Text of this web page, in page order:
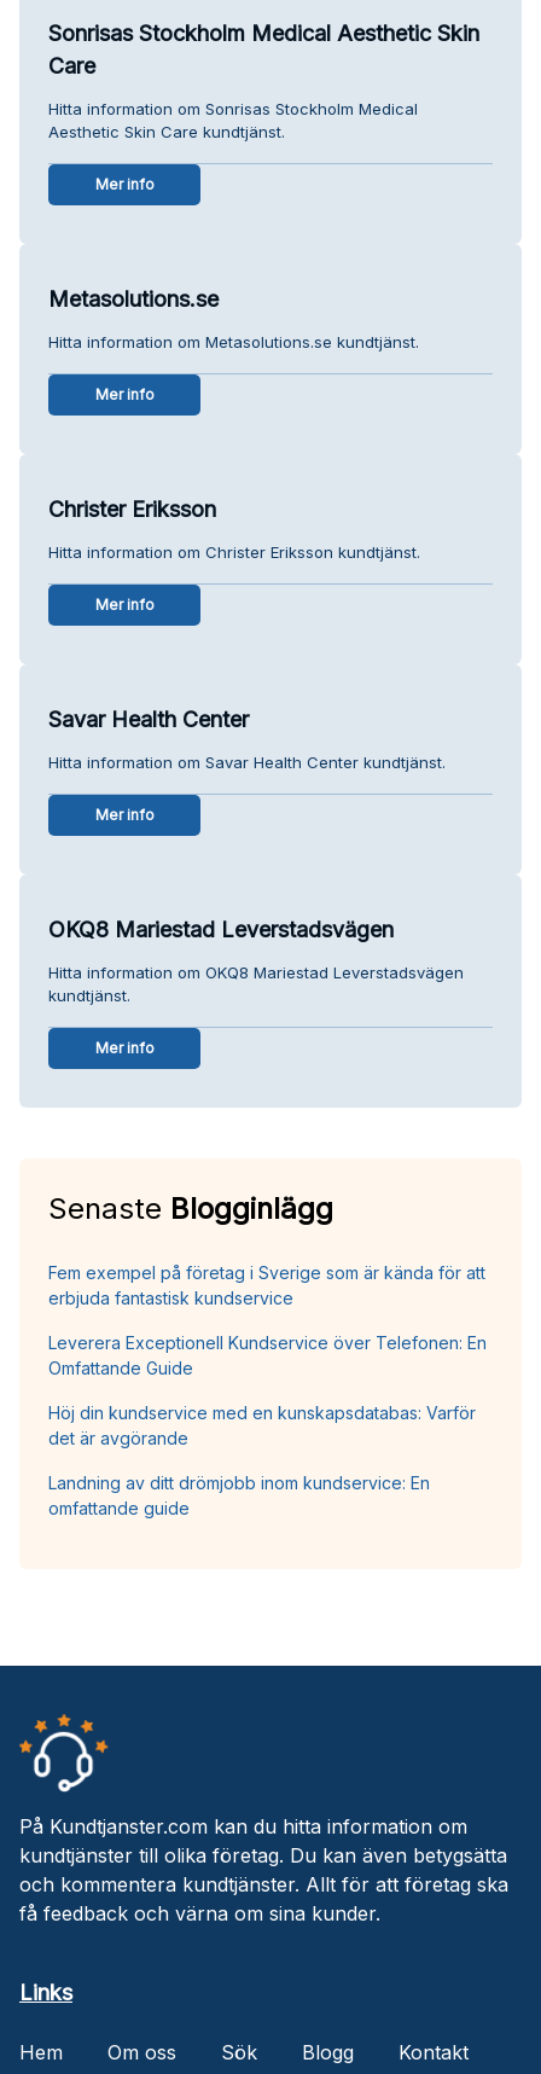
Sonrisas Stockholm Medical Aesthetic Skin
Care
Hitta information om Sonrisas Stockholm Medical
Aesthetic Skin Care kundtjänst.
Mer info
Metasolutions.se
Hitta information om Metasolutions.se kundtjänst.
Mer info
Christer Eriksson
Hitta information om Christer Eriksson kundtjänst.
Mer info
Savar Health Center
Hitta information om Savar Health Center kundtjänst.
Mer info
OKQ8 Mariestad Leverstadsvägen
Hitta information om OKQ8 Mariestad Leverstadsvägen
kundtjänst.
Mer info
Senaste Blogginlägg
Fem exempel på företag i Sverige som är kända för att
erbjuda fantastisk kundservice
Leverera Exceptionell Kundservice över Telefonen: En
Omfattande Guide
Höj din kundservice med en kunskapsdatabas: Varför
det är avgörande
Landning av ditt drömjobb inom kundservice: En
omfattande guide
På Kundtjanster.com kan du hitta information om
kundtjänster till olika företag. Du kan även betygsätta
och kommentera kundtjänster. Allt för att företag ska
få feedback och värna om sina kunder.
Links
Hem Om oss Sök Blogg
Kontakt